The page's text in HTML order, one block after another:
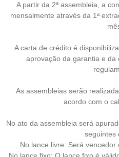
A partir da 2ª assembleia, a
mensalmente através da 1ª
A carta de crédito é
aprovação da garantia e da
As assembleias serão
acordo com o
No ato da assembleia será
seguintes
No lance livre: Será